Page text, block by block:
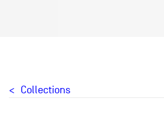
Collections